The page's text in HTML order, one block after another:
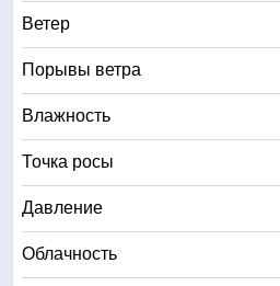
Ветер
Порывы ветра
Влажность
Точка росы
Давление
Облачность